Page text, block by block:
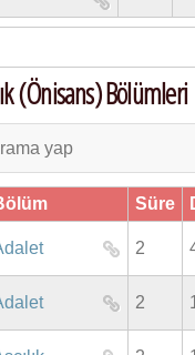
(Önisans) Bölümleri
Süre
2
2